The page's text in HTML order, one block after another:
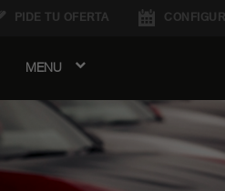
PIDE TU OFERTA
MENU